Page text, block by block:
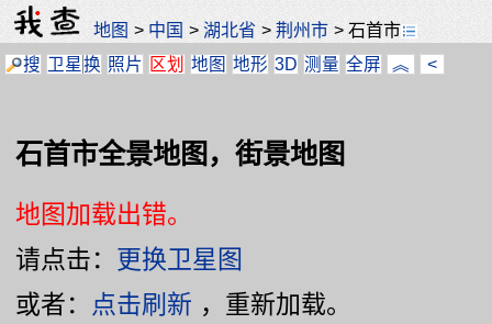
地图 > 中国 >湖北省 >荆州市 >石首市
搜 卫星换 照片 区划 地图 地形 3D 测量 全屏 ︽ <
石首市全景地图，街景地图
地图加载出错。
请点击： 更换卫星图
或者： 点击刷新 ，重新加载。